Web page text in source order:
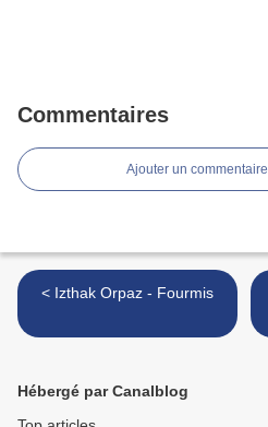
Commentaires
Ajouter un commentaire
< Izthak Orpaz - Fourmis
Hébergé par Canalblog